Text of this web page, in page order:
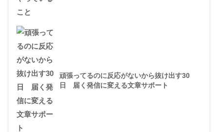
頑張ってるのに反応がないから抜け出す30
日 届く発信に変える文章サポート